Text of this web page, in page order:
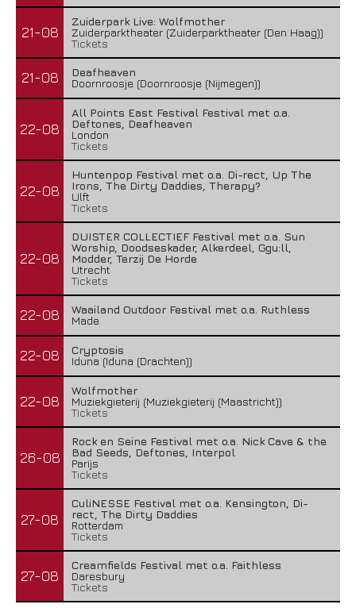
21-08
Zuiderpark Live: Wolfmother
Zuiderparktheater (Zuiderparktheater (Den Haag))
Tickets
21-08
Deafheaven
Doornroosje (Doornroosje (Nijmegen))
22-08
All Points East Festival Festival met o.a.
Deftones, Deafheaven
London
Tickets
22-08
Huntenpop Festival met o.a. Di-rect, Up The
Irons, The Dirty Daddies, Therapy?
Ulft
Tickets
22-08
DUISTER COLLECTIEF Festival met o.a. Sun
Worship, Doodseskader, Alkerdeel, Ggu:ll,
Modder, Terzij De Horde
Utrecht
Tickets
22-08
Waailand Outdoor Festival met o.a. Ruthless
Made
22-08
Cryptosis
Iduna (Iduna (Drachten))
22-08
Wolfmother
Muziekgieterij (Muziekgieterij (Maastricht))
Tickets
26-08
Rock en Seine Festival met o.a. Nick Cave & the
Bad Seeds, Deftones, Interpol
Parijs
Tickets
27-08
CuliNESSE Festival met o.a. Kensington, Di-
rect, The Dirty Daddies
Rotterdam
Tickets
27-08
Creamfields Festival met o.a. Faithless
Daresbury
Tickets